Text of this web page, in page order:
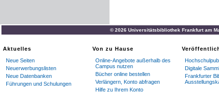
© 2026 Universitätsbibliothek Frankfurt am
Aktuelles
Neue Seiten
Neuerwerbungslisten
Neue Datenbanken
Führungen und Schulungen
Von zu Hause
Online-Angebote außerhalb des
Campus nutzen
Bücher online bestellen
Verlängern, Konto abfragen
Hilfe zu Ihrem Konto
Digitale
Frankfurter